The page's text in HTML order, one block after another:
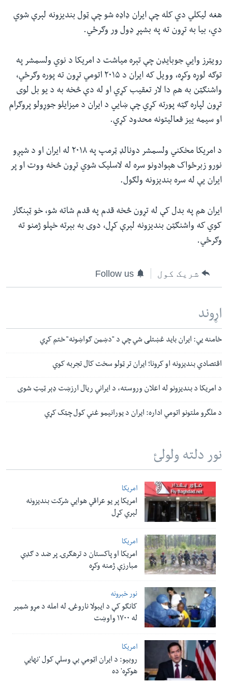
هغه لیکلي دي کله چې ایران ډاډه شو چې ټول بندیزونه لېرې شوي
دي،‌ بیا به تړون ته په بشپړ ډول ور وګرځي.
رویټرز وايي‌ جوبایډن چې تېره میاشت د امریکا د نوي ولسمشر په
توګه لوړه وکړه، وویل که ایران د ۲۰۱۵ اتومي ‌تړون ته پوره وګرځي،
واشنګټن به هم دا لار تعقیب کړي او له دې څخه به د یو بل لوی
تړون لپاره ګټه پورته کړي چې ښايي د ایران د میزایلو جوړولو پروګرام
او سیمه ییز فعالیتونه محدود کړي.
د امریکا مخکني ولسمشر دونالډ ټرمپ په ۲۰۱۸ له ایران او د شپږو
نورو زبرځواک هېوادونو سره له لاسلیک شوي‌ تړون څخه ووت او پر
ایران یې له سره بندیزونه ولګول.
ایران هم په بدل کې له تړون څخه قدم په قدم شاته شو، خو ټېنګار
کوي که واشنګټن بندیزونه لېرې کړل، دوی به بېرته خپلو ژمنو ته
وګرځي.
شریک کول Follow us
اړوند
خامنه يي: ایران باید غښتلی شي چې د "دښمن ګواښونه" ختم کړي
اقتصادي بندیزونه او کرونا؛ ایران تر ټولو سخت کال تجربه کوي
د امریکا د بندیزونو له اعلان وروسته، د ایراني ریال ارزښت ډېر ټیټ شوی
د ملگرو ملتونو اتومي اداره: ایران د یورانیمو غني کول چټک کړي
نور دلته ولولئ
امریکا
امریکا پر یو عراقي هوایي شرکت بندیزونه
لېري کړل
امریکا
امریکا او پاکستان د ترهګرۍ پر ضد د ګډې
مبارزې ژمنه وکړه
نور خبرونه
کانګو کې د ایبولا ناروغۍ له امله د مړو شمېر
له ۱۷۰۰ واوښت
امریکا
روبیو: د ایران اټومي بې وسلې کول 'نهايي
هوکړه' ده